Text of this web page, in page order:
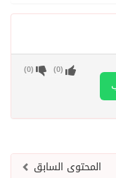
(
0
) (
0
)
المحتوى السابق